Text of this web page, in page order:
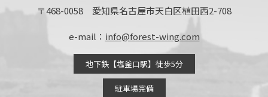
〒468-0058 愛知県名古屋市天白区植田西2-708
e-mail： info@forest-wing.com
地下鉄【塩釜口駅】徒歩5分
駐車場完備